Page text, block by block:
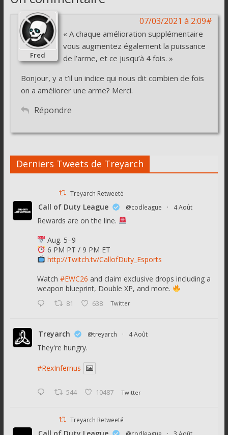
07/03/2021 à 2:09#
Fred
« A chaque amélioration supplémentaire
vous augmentez également la puissance
de l’arme, et ce jusqu’à 4 fois. »
Bonjour, y a t’il un indice qui nous dit combien de fois
on a améliorer une arme? Merci.
Répondre
Derniers Tweets de Treyarch
Treyarch Retweeté
Call of Duty League @codleague · 4 Août
Rewards are on the line.
Aug. 5–9
6 PM PT / 9 PM ET
http://Twitch.tv/CallofDuty_Esports
Watch #EWC26 and claim exclusive drops including a
weapon blueprint, Double XP, and more.
81 638 Twitter
Treyarch @treyarch · 4 Août
They're hungry.
#RexInfernus
544 10487 Twitter
Treyarch Retweeté